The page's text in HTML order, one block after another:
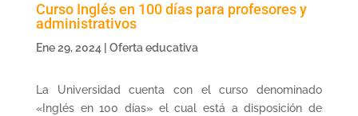
Curso Inglés en 100 días para profesores y
administrativos
Ene 29, 2024 Oferta educativa
La Universidad cuenta con el curso denominado
«Inglés en 100 días» el cual está a disposición de